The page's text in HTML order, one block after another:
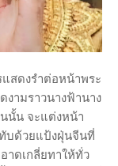
แสดงรำต่อหน้าพระ
ามราวนางฟ้านาง
นั้น จะแต่งหน้า
บด้วยแป้งฝุ่นจีนที่
าดเกลี่ยทาให้ทั่ว